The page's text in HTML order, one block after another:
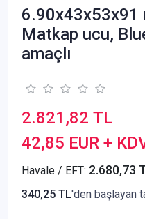
6.90x43x53x91
Matkap ucu,
amaçlı
2.821,82 TL
42,85 EUR +
Havale / EFT: 2.680,73
340,25 TL'den başlayan